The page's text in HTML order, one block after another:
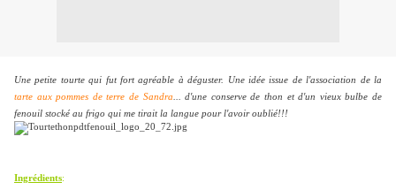
Une petite tourte qui fut fort agréable à déguster. Une idée issue de l'association de la
tarte aux pommes de terre de Sandra ... d'une conserve de thon et d'un vieux bulbe de
fenouil stocké au frigo qui me tirait la langue pour l'avoir oublié!!!
Ingrédients: